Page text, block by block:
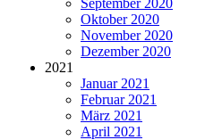
Oktober 2020
November 2020
Dezember 2020
2021
Januar 2021
Februar 2021
März 2021
April 2021